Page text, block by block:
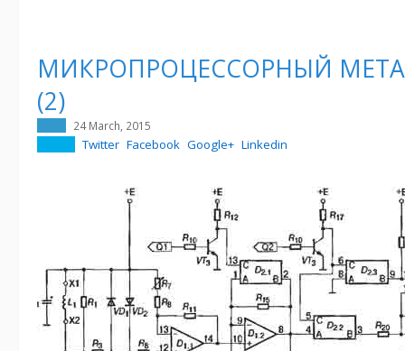
МИКРОПРОЦЕССОРНЫЙ
(2)
24 March, 2015
Twitter Facebook Google+ Linkedin